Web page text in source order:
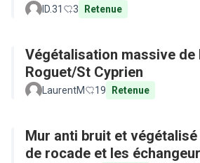
ID.31 3 Retenue
Végétalisation massive de
Roguet/St Cyprien
LaurentM 19 Retenue
Mur anti bruit et
de rocade et les